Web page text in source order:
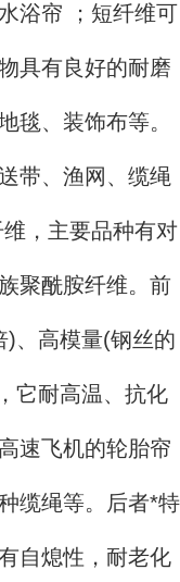
浴帘 ；短纤维可
具有良好的耐磨
毯、装饰布等。
带、渔网、缆绳
，主要品种有对
聚酰胺纤维。前
)、高模量(钢丝的
它耐高温、抗化
速飞机的轮胎帘
缆绳等。后者*特
自熄性，耐老化